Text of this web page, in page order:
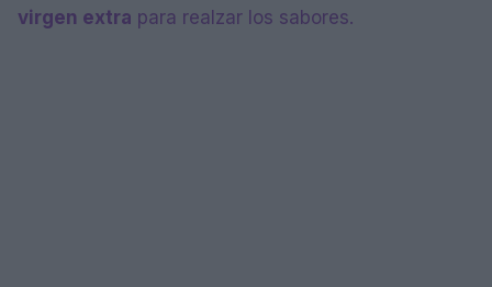
virgen extra para realzar los sabores.